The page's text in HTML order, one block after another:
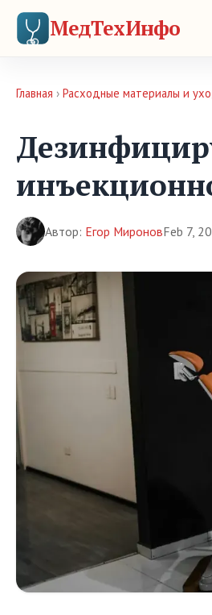
МедТехИнфо
Главная › Расходные материалы и
Автор: Егор МироновFeb 7,